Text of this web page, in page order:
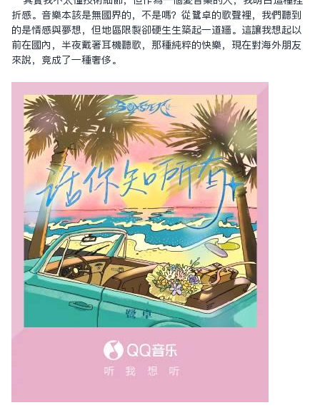
折感。音樂本該是無國界的，不是嗎？從鹭卓的歌聲裡，我們聽到
的是情感與夢想，但地區限制卻硬生生築起一道牆。這讓我想起以
前在國內，半夜戴著耳機聽歌，那種純粹的快樂，現在對海外朋友
來說，竟成了一種奢侈。